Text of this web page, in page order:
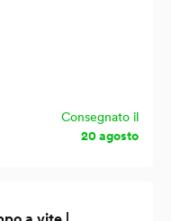
Consegnato il
20 agosto